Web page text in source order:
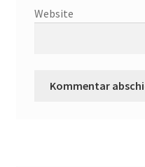
Website